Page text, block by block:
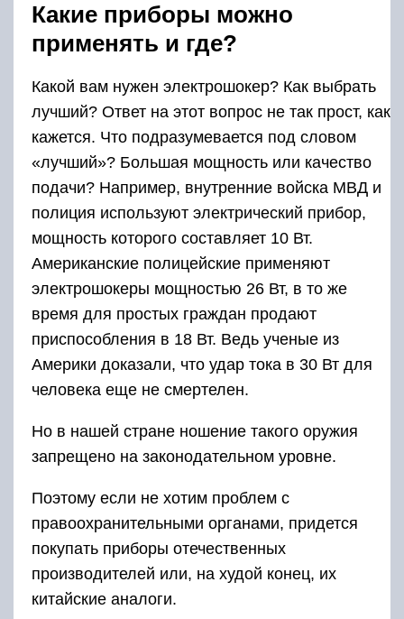
Какие приборы можно
применять и где?
Какой вам нужен электрошокер? Как выбрать
лучший? Ответ на этот вопрос не так прост, как
кажется. Что подразумевается под словом
«лучший»? Большая мощность или качество
подачи? Например, внутренние войска МВД и
полиция используют электрический прибор,
мощность которого составляет 10 Вт.
Американские полицейские применяют
электрошокеры мощностью 26 Вт, в то же
время для простых граждан продают
приспособления в 18 Вт. Ведь ученые из
Америки доказали, что удар тока в 30 Вт для
человека еще не смертелен.
Но в нашей стране ношение такого оружия
запрещено на законодательном уровне.
Поэтому если не хотим проблем с
правоохранительными органами, придется
покупать приборы отечественных
производителей или, на худой конец, их
китайские аналоги.